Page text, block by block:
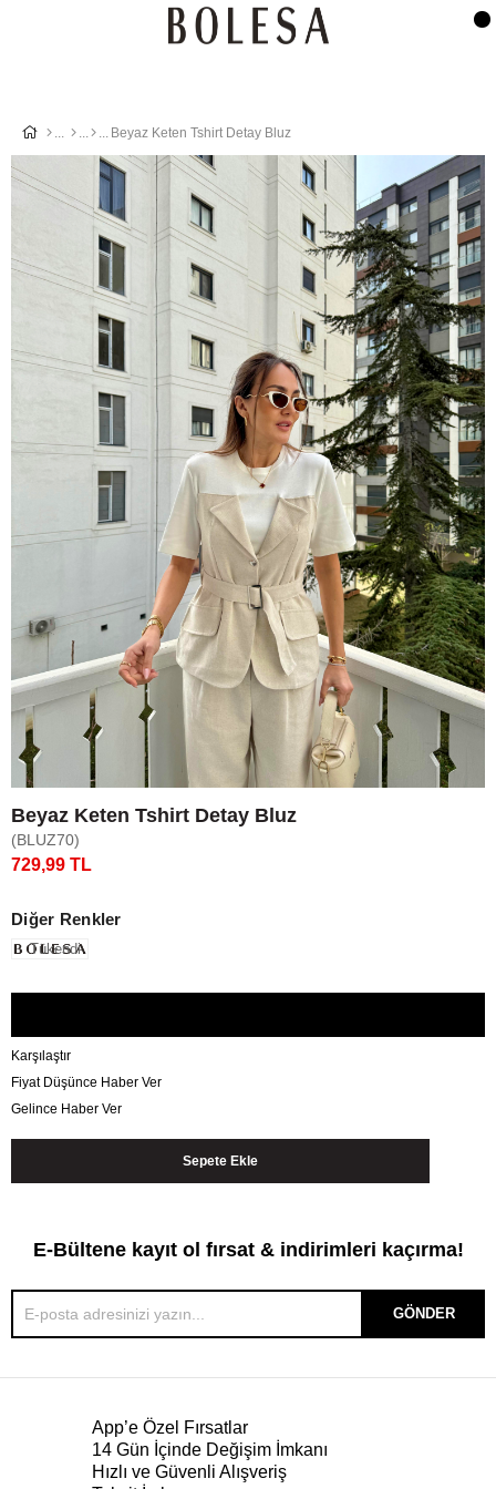
Beyaz Keten Tshirt Detay Bluz
Beyaz Keten Tshirt Detay Bluz
(BLUZ70)
729,99 TL
Diğer Renkler
Tükendi
Karşılaştır
Fiyat Düşünce Haber Ver
Gelince Haber Ver
E-Bültene kayıt ol fırsat & indirimleri kaçırma!
GÖNDER
App’e Özel Fırsatlar
14 Gün İçinde Değişim İmkanı
Hızlı ve Güvenli Alışveriş